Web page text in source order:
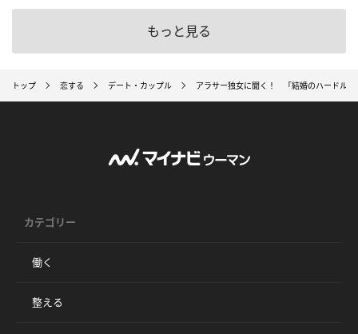
もっと見る
トップ 恋する デート・カップル アラサー独女に聞く！ 「結婚のハードル」
カテゴリー
働く
整える